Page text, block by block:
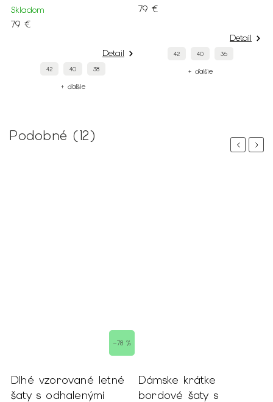
Skladom
79 €
Detail
42 40 38
+ ďalšie
79 €
Detail
42 40 36
+ ďalšie
Podobné (12)
Previous
–78 %
Dlhé vzorované letné
šaty s odhalenými
Dámske krátke
bordové šaty s
Next